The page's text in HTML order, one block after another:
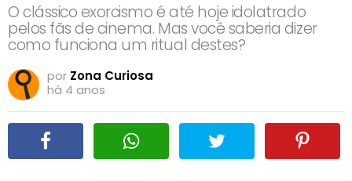
O clássico exorcismo é até hoje idolatrado
pelos fãs de cinema. Mas você saberia dizer
como funciona um ritual destes?
por Zona Curiosa
há 4 anos